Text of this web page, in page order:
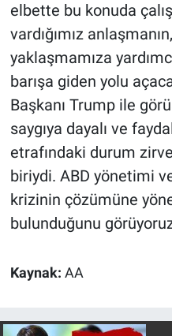
elbette bu konuda
vardığımız
yaklaşmamıza
barışa giden yolu
Başkanı Trump ile
saygıya dayalı ve
etrafındaki durum
biriydi. ABD yönetimi
krizinin çözümüne
bulunduğunu
Kaynak: AA